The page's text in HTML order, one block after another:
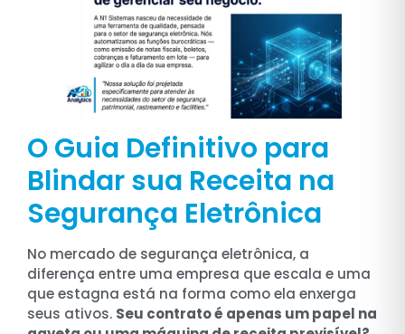
O Guia Definitivo para
Blindar sua Receita na
Segurança Eletrônica
No mercado de segurança eletrônica, a
diferença entre uma empresa que escala e uma
que estagna está na forma como ela enxerga
seus ativos. Seu contrato é apenas um papel na